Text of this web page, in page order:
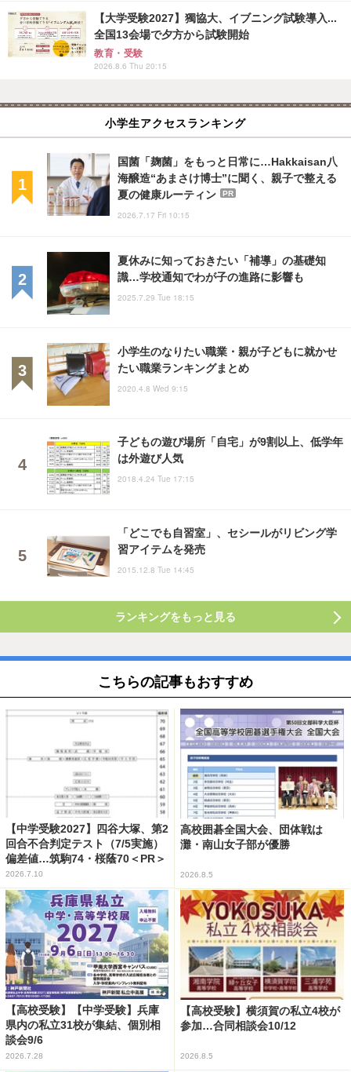
【大学受験2027】獨協大、イブニング試験導入...
全国13会場で夕方から試験開始
教育・受験
2026.8.6 Thu 20:15
小学生アクセスランキング
国菌「麹菌」をもっと日常に…Hakkaisan八
海醸造“あまさけ博士”に聞く、親子で整える
夏の健康ルーティン
PR
2026.7.17 Fri 10:15
夏休みに知っておきたい「補導」の基礎知
識…学校通知でわが子の進路に影響も
2025.7.29 Tue 18:15
小学生のなりたい職業・親が子どもに就かせ
たい職業ランキングまとめ
2020.4.8 Wed 9:15
子どもの遊び場所「自宅」が9割以上、低学年
は外遊び人気
2018.4.24 Tue 17:15
「どこでも自習室」、セシールがリビング学
習アイテムを発売
2015.12.8 Tue 14:45
ランキングをもっと見る
こちらの記事もおすすめ
【中学受験2027】四谷大塚、第2
回合不合判定テスト（7/5実施）
偏差値…筑駒74・桜蔭70＜PR＞
2026.7.10
高校囲碁全国大会、団体戦は
灘・南山女子部が優勝
2026.8.5
【高校受験】【中学受験】兵庫
県内の私立31校が集結、個別相
談会9/6
2026.7.28
【高校受験】横須賀の私立4校が
参加…合同相談会10/12
2026.8.5